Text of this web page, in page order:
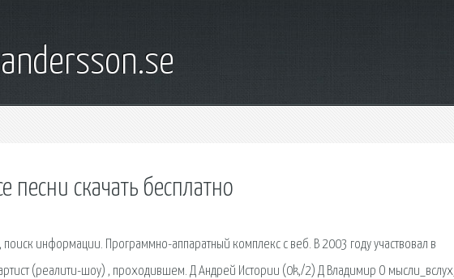
песни скачать бесплатно
поиск информации. Программно-аппаратный комплекс с веб. В 2003 году участвовал в
(реалити-шоу) , проходившем. Д Андрей Истории (0k,/2) Д Владимир О мысли_вслух_